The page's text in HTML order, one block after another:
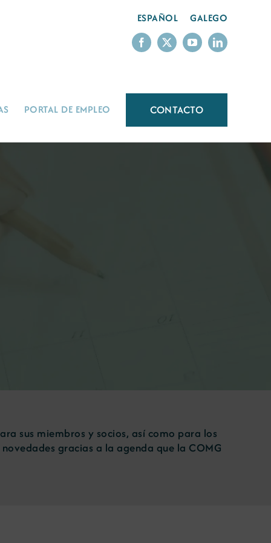
ESPAÑOL GALEGO
PORTAL DE EMPLEO CONTACTO
sus miembros y socios, así como para los
gracias a la agenda que la COMG